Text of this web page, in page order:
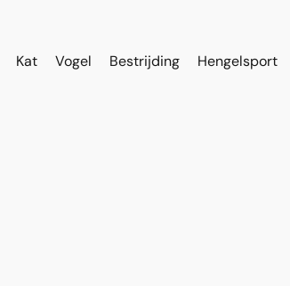
Kat Vogel Bestrijding Hengelsport